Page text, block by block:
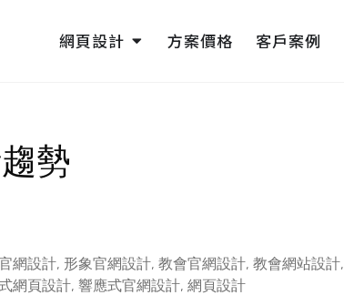
網頁設計 Open 網頁設計
方案價格 客戶案例
勢
網設計, 形象官網設計, 教會官網設計, 教會網站設計,
網頁設計, 響應式官網設計, 網頁設計